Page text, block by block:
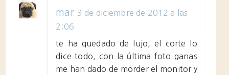
mar 3 de diciembre de 2012 a las
2:06
te ha quedado de lujo, el corte lo
dice todo, con la última foto ganas
me han dado de morder el monitor y